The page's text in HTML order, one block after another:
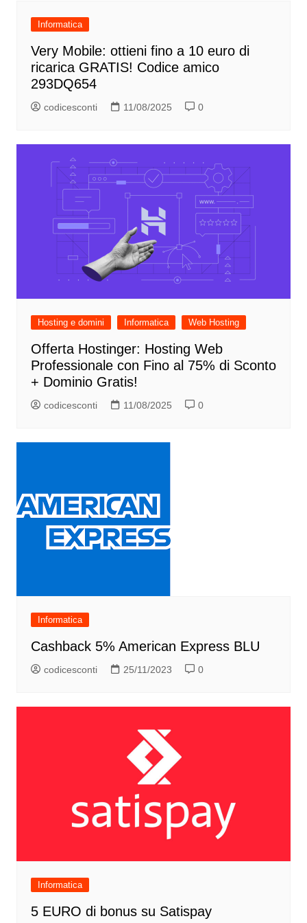
Informatica
Very Mobile: ottieni fino a 10 euro di
ricarica GRATIS! Codice amico
293DQ654
codicesconti 11/08/2025 0
Hosting e domini Informatica Web Hosting
Offerta Hostinger: Hosting Web
Professionale con Fino al 75% di Sconto
+ Dominio Gratis!
codicesconti 11/08/2025 0
Informatica
Cashback 5% American Express BLU
codicesconti 25/11/2023 0
Informatica
5 EURO di bonus su Satispay